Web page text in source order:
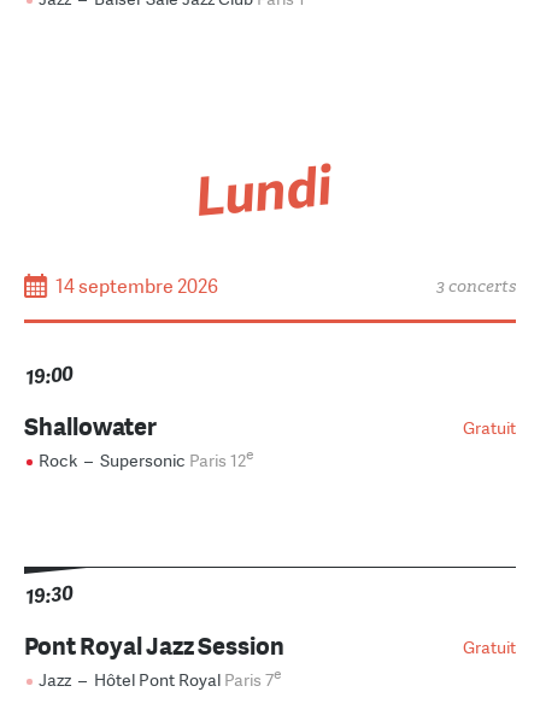
Lundi
14 septembre 2026 3 concerts
19:00
Gratuit
Shallowater
Rock – Supersonic Paris 12e
19:30
Gratuit
Pont Royal Jazz Session
Jazz – Hôtel Pont Royal Paris 7e